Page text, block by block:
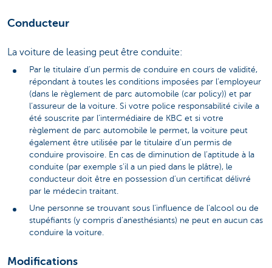
Conducteur
La voiture de leasing peut être conduite:
Par le titulaire d’un permis de conduire en cours de validité,
répondant à toutes les conditions imposées par l’employeur
(dans le règlement de parc automobile (car policy)) et par
l’assureur de la voiture. Si votre police responsabilité civile a
été souscrite par l’intermédiaire de KBC et si votre
règlement de parc automobile le permet, la voiture peut
également être utilisée par le titulaire d’un permis de
conduire provisoire. En cas de diminution de l’aptitude à la
conduite (par exemple s’il a un pied dans le plâtre), le
conducteur doit être en possession d’un certificat délivré
par le médecin traitant.
Une personne se trouvant sous l’influence de l’alcool ou de
stupéfiants (y compris d’anesthésiants) ne peut en aucun cas
conduire la voiture.
Modifications